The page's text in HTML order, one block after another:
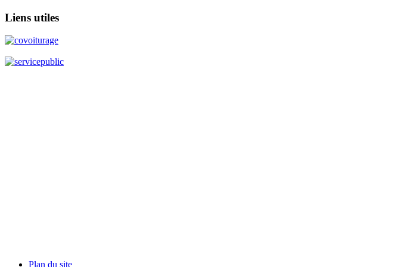
Liens utiles
Plan du site